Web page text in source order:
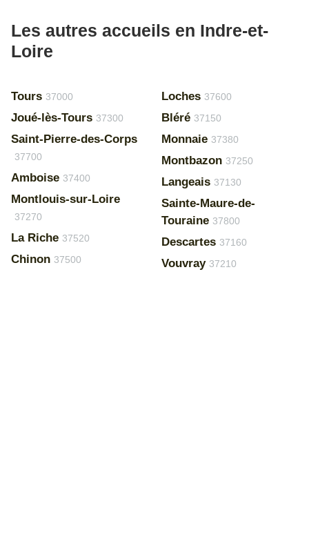
Les autres accueils en Indre-et-
Loire
Tours 37000
Joué-lès-Tours 37300
Saint-Pierre-des-Corps
37700
Amboise 37400
Montlouis-sur-Loire
37270
La Riche 37520
Chinon 37500
Loches 37600
Bléré 37150
Monnaie 37380
Montbazon 37250
Langeais 37130
Sainte-Maure-de-
Touraine 37800
Descartes 37160
Vouvray 37210